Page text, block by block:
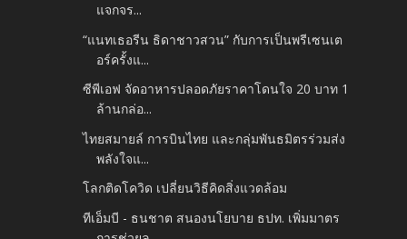
แจกจร...
“แนทเธอรีน ธิดาชาวสวน” กับการเป็นพรีเซนเต
อร์ครั้งแ...
ซีพีเอฟ จัดอาหารปลอดภัยราคาโดนใจ 20 บาท 1
ล้านกล่อ...
ไทยสมายล์ การบินไทย และกลุ่มพันธมิตรร่วมส่ง
พลังใจแ...
โลกติดโควิด เปลี่ยนวิธีคิดสิ่งแวดล้อม
ทีเอ็มบี - ธนชาต สนองนโยบาย ธปท. เพิ่มมาตร